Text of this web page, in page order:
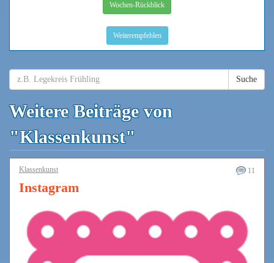
Wochen-Rückblick
Weiterempfehlen
Suche
Weitere Beiträge von
"Klassenkunst"
11
Klassenkunst
Instagram